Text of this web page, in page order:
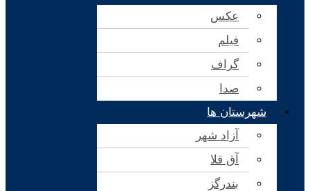
عکس
فیلم
گراف
صدا
شهرستان ها
آزاد شهر
آق قلا
بندرگز